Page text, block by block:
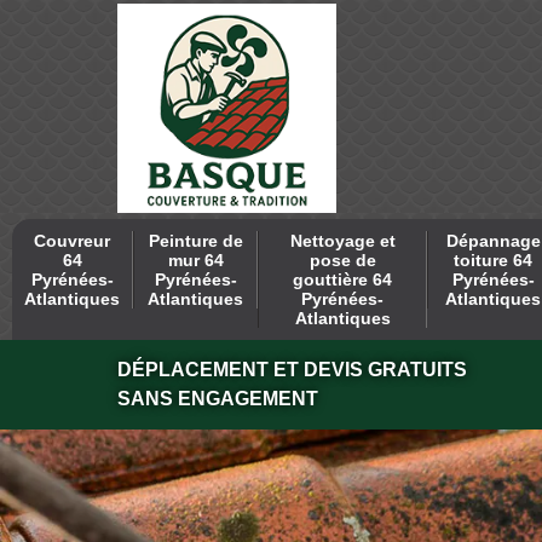
Couvreur
64
Pyrénées-
Atlantiques
Peinture de
mur 64
Pyrénées-
Atlantiques
Nettoyage et
pose de
gouttière 64
Pyrénées-
Atlantiques
Dépannage
toiture 64
Pyrénées-
Atlantiques
DÉPLACEMENT ET DEVIS GRATUITS
SANS ENGAGEMENT